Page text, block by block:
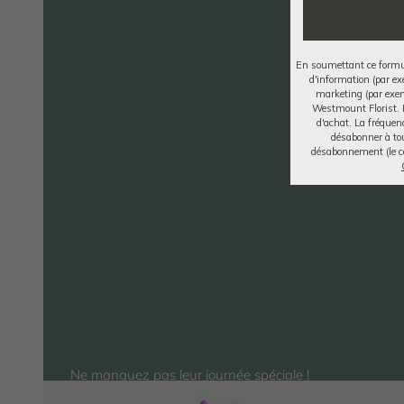
Ne manquez pas leur journée spéciale !
En soumettant ce
d'information (par
marketing (par
Westmount Florist.
d'achat. La
désabonner à
désabonnement (le